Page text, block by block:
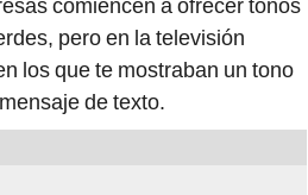
comiencen a ofrecer tonos
pero en la televisión
los que te mostraban un tono
de texto.